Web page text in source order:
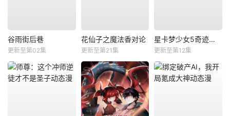
谷雨街后巷
更新至第02集
花仙子之魔法香对论
更新至第21集
星卡梦少女5奇迹绽放
更新至第12集